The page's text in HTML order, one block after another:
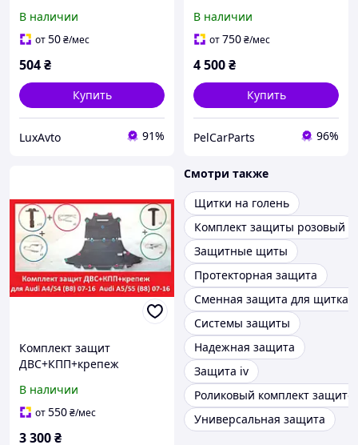
В наличии
от50₴/мес
504₴
Купить
LuxAvto 91%
В наличии
от750₴/мес
4 500₴
Купить
PelCarParts 96%
Комплект защит
ДВС+КПП+крепеж
A5B8 S5/s4
В наличии
от550₴/мес
3 300₴
Смотри также
Щитки на голень
Комплект защиты розовый
Защитные щиты
Протекторная защита
Сменная защита для щитка
Системы защиты
Надежная защита
Защита iv
Роликовый комплект
Универсальная защита